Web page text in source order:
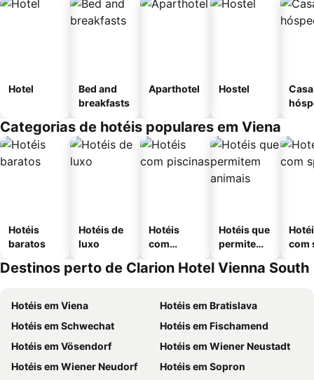
Hotel
Bed and
breakfasts
Aparthotel Hostel
Categorias de hotéis populares em Viena
Hotéis
baratos
Hotéis de
luxo
Hotéis
com
Hotéis que
permitem
com
Destinos perto de Clarion Hotel Vienna South
Hotéis em Viena
Hotéis em Bratislava
Hotéis em Schwechat
Hotéis em Fischamend
Hotéis em Vösendorf
Hotéis em Wiener Neustadt
Hotéis em Wiener Neudorf
Hotéis em Sopron